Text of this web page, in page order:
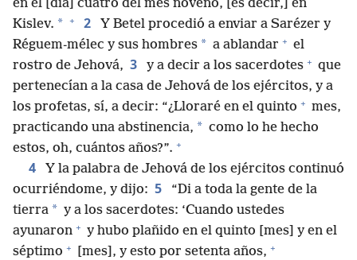
en el [día] cuatro del mes noveno, [es decir,] en
Kislev. * + 2
Y Betel procedió a enviar a Sarézer y
Réguem-mélec y sus hombres * a ablandar + el
rostro de Jehová, 3 y a decir a los sacerdotes + que
pertenecían a la casa de Jehová de los ejércitos, y a
los profetas, sí, a decir: “¿Lloraré en el quinto + mes,
practicando una abstinencia, * como lo he hecho
estos, oh, cuántos años?”. +
4
Y la palabra de Jehová de los ejércitos continuó
ocurriéndome, y dijo: 5
“Di a toda la gente de la
tierra * y a los sacerdotes: ‘Cuando ustedes
ayunaron + y hubo plañido en el quinto [mes] y en el
séptimo + [mes], y esto por setenta años, +